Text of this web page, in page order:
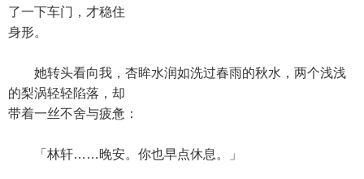
了一下车门，才稳住
身形。
她转头看向我，杏眸水润如洗过春雨的秋水，两个浅浅
的梨涡轻轻陷落，却
带着一丝不舍与疲惫：
「林轩……晚安。你也早点休息。」